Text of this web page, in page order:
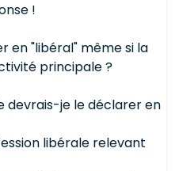
!
en "libéral" même si la
principale ?
devrais-je le déclarer en
libérale relevant